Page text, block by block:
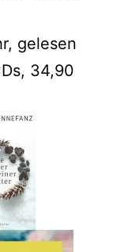
gelesen
34,90